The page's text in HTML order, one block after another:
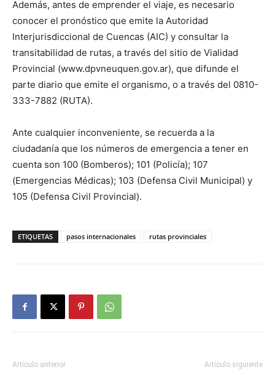
Además, antes de emprender el viaje, es necesario
conocer el pronóstico que emite la Autoridad
Interjurisdiccional de Cuencas (AIC) y consultar la
transitabilidad de rutas, a través del sitio de Vialidad
Provincial (www.dpvneuquen.gov.ar), que difunde el
parte diario que emite el organismo, o a través del 0810-
333-7882 (RUTA).
Ante cualquier inconveniente, se recuerda a la
ciudadanía que los números de emergencia a tener en
cuenta son 100 (Bomberos); 101 (Policía); 107
(Emergencias Médicas); 103 (Defensa Civil Municipal) y
105 (Defensa Civil Provincial).
ETIQUETAS pasos internacionales rutas provinciales
Artículo anterior Artículo siguiente